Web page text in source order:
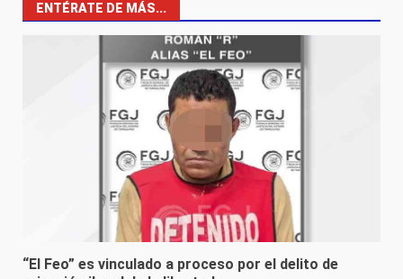
ENTÉRATE DE MÁS...
“El Feo” es vinculado a proceso por el delito de